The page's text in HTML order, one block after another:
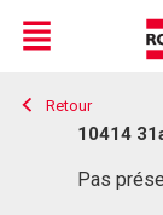
Live
En Direct
Menu
Retour
10414
Pas